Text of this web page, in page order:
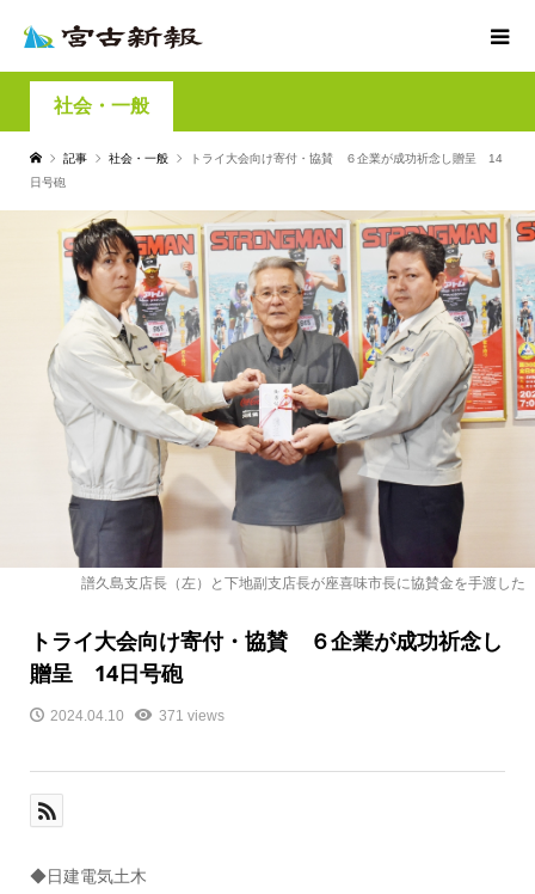
社会・一般
記事 社会・一般
トライ大会向け寄付・協賛 ６企業が成功祈念し贈呈 14
日号砲
譜久島支店長（左）と下地副支店長が座喜味市長に協賛金を手渡した
トライ大会向け寄付・協賛 ６企業が成功祈念し
贈呈 14日号砲
2024.04.10 371 views
◆日建電気土木